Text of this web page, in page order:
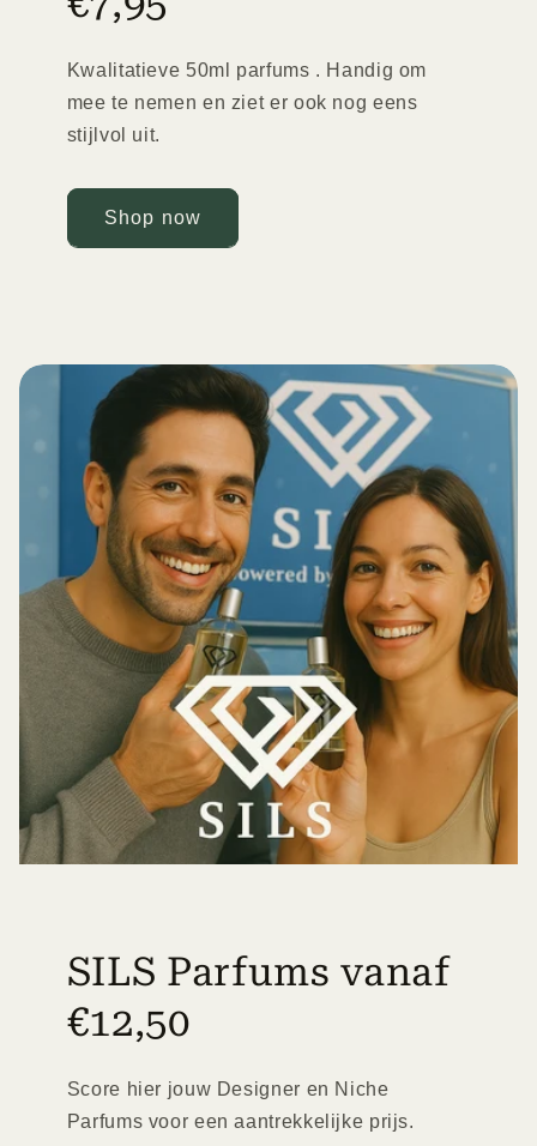
Kwalitatieve 50ml parfums . Handig om
mee te nemen en ziet er ook nog eens
stijlvol uit.
Shop now
SILS Parfums vanaf
€12,50
Score hier jouw Designer en Niche
Parfums voor een aantrekkelijke prijs.